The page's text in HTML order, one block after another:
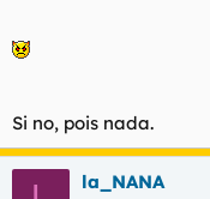
Si no, pois nada.
la_NANA